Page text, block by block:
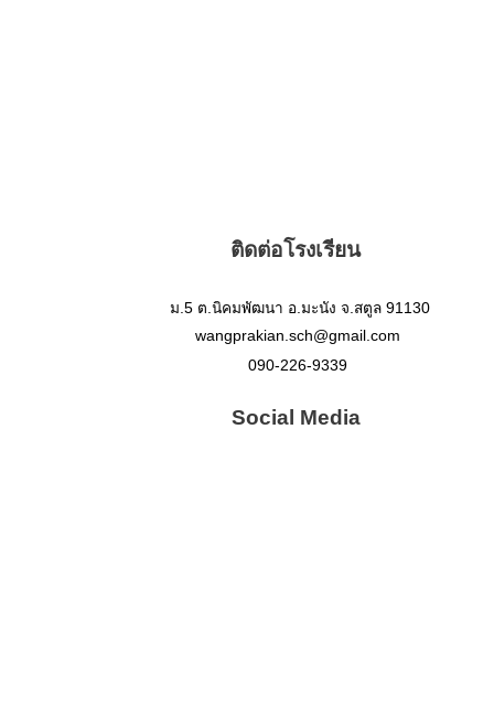
ติดต่อโรงเรียน
ม.5 ต.นิคมพัฒนา อ.มะนัง จ.สตูล 91130
wangprakian.sch@gmail.com
090-226-9339
Social Media